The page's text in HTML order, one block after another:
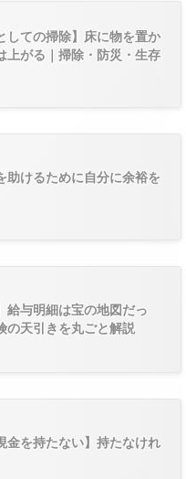
しての掃除】床に物を置か
上がる｜掃除・防災・生存
助けるために自分に余裕を
給与明細は宝の地図だっ
の天引きを丸ごと解説
金を持たない】持たなけれ